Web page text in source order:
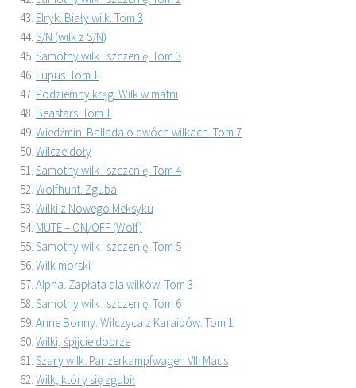
Elryk. Biały wilk. Tom 3
S/N (wilk z S/N)
Samotny wilk i szczenię. Tom 3
Lupus. Tom 1
Podziemny krąg. Wilk w matni
Beastars. Tom 1
Wiedźmin. Ballada o dwóch wilkach. Tom 7
Wilcze doły
Samotny wilk i szczenię. Tom 4
Wolfhunt. Zguba
Wilki z Nowego Meksyku
MUTE – ON/OFF (Wolf)
Samotny wilk i szczenię. Tom 5
Wilk morski
Alpha. Zapłata dla wilków. Tom 3
Samotny wilk i szczenię. Tom 6
Anne Bonny. Wilczyca z Karaibów. Tom 1
Wilki, śpijcie dobrze
Szary wilk. Panzerkampfwagen VIII Maus
Wilk, który się zgubił